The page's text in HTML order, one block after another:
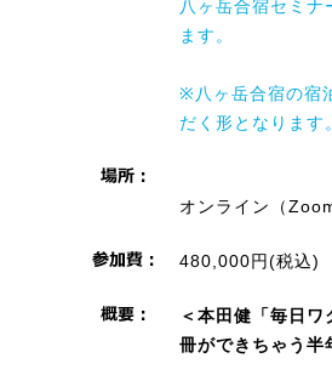
八ヶ岳合宿セミ
ます。
※八ヶ岳合宿の宿
だく形となります
オンライン（
480,000円(税込)
＜本田健「毎日
冊ができちゃう半